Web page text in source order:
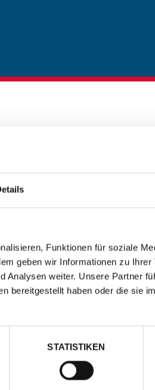
Funktionen für soziale
geben wir Informationen zu Ihrer
Analysen weiter. Unsere Partner
bereitgestellt haben oder die sie
STATISTIKEN